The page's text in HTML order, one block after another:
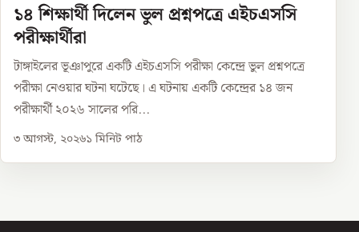
১৪ শিক্ষার্থী দিলেন ভুল প্রশ্নপত্রে এইচএসসি
পরীক্ষার্থীরা
টাঙ্গাইলের ভূঞাপুরে একটি এইচএসসি পরীক্ষা কেন্দ্রে ভুল প্রশ্নপত্রে
পরীক্ষা নেওয়ার ঘটনা ঘটেছে। এ ঘটনায় একটি কেন্দ্রের ১৪ জন
পরীক্ষার্থী ২০২৬ সালের পরি...
৩ আগস্ট, ২০২৬১ মিনিট পাঠ